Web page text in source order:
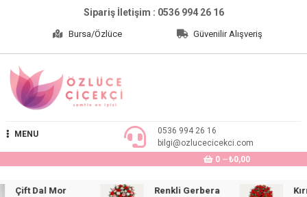
Sipariş İletişim : 0536 994 26 16
Bursa/Özlüce Güvenilir Alışveriş
Özlüce Çiçekçi
MENU
0536 994 26 16
bilgi@ozlucecicekci.com
0
₺0,00
Çift Dal Mor
Renkli Gerbera